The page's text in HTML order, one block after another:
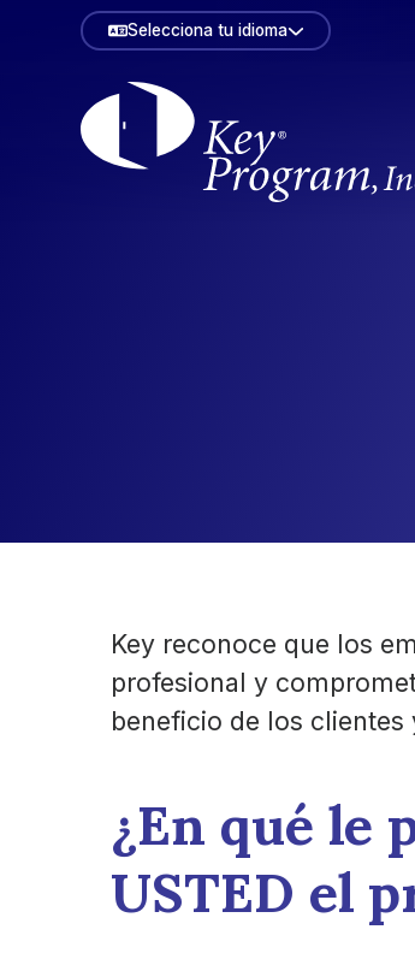
Selecciona tu idioma
Key reconoce que los
profesional y
beneficio de los clientes
¿En qué le
USTED el